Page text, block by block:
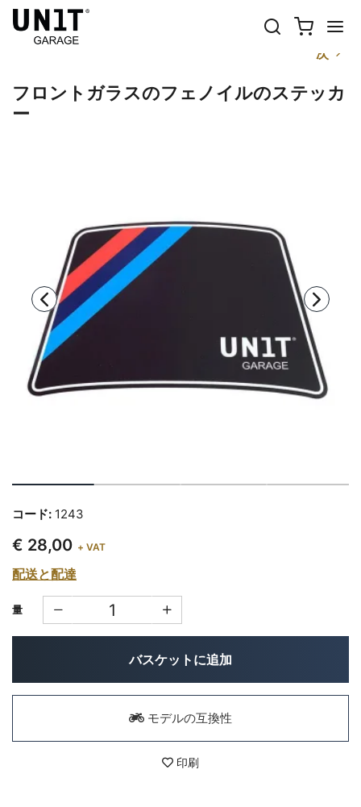
前
次
フロントガラスのフェノイルのステッカ
ー
コード: 1243
€ 28,00 + VAT
配送と配達
量
バスケットに追加
モデルの互換性
印刷